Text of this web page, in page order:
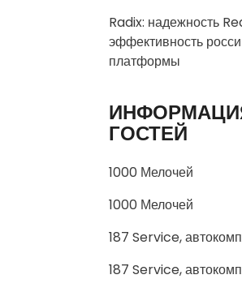
Radix: надежность
эффективность
платформы
ГОСТЕЙ
1000 Мелочей
1000 Мелочей
187 Service,
187 Service,